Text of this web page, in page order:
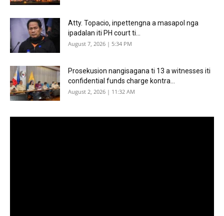
Atty. Topacio, inpettengna a masapol nga
ipadalan iti PH court ti...
August 7, 2026 | 5:34 PM
Prosekusion nangisagana ti 13 a witnesses iti
confidential funds charge kontra...
August 2, 2026 | 11:32 AM